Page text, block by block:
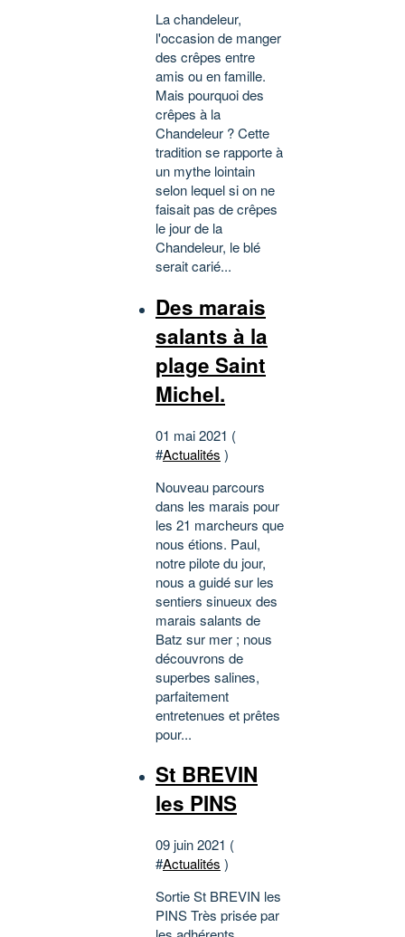
La chandeleur,
l'occasion de manger
des crêpes entre
amis ou en famille.
Mais pourquoi des
crêpes à la
Chandeleur ? Cette
tradition se rapporte à
un mythe lointain
selon lequel si on ne
faisait pas de crêpes
le jour de la
Chandeleur, le blé
serait carié...
Des marais
salants à la
plage Saint
Michel.
01 mai 2021 (
#Actualités )
Nouveau parcours
dans les marais pour
les 21 marcheurs que
nous étions. Paul,
notre pilote du jour,
nous a guidé sur les
sentiers sinueux des
marais salants de
Batz sur mer ; nous
découvrons de
superbes salines,
parfaitement
entretenues et prêtes
pour...
St BREVIN
les PINS
09 juin 2021 (
#Actualités )
Sortie St BREVIN les
PINS Très prisée par